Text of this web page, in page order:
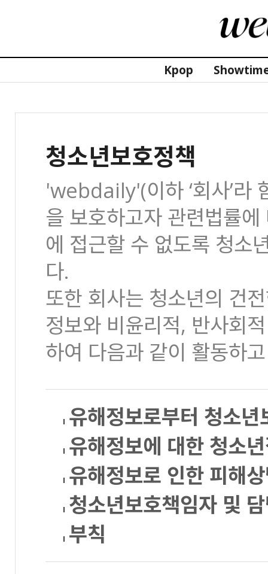
Kpop
청소년보호정책
'webdaily'(이하 ‘회사’라
을 보호하고자 관련법률
에 접근할 수 없도록 청소
다.
또한 회사는 청소년의 건
정보와 비윤리적, 반사회
하여 다음과 같이 활동하
유해정보로부터 청소
유해정보에 대한 청소
유해정보로 인한 피해
청소년보호책임자 및
부칙